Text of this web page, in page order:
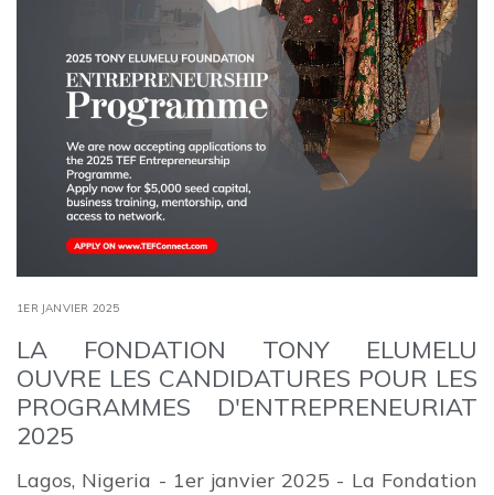
1ER JANVIER 2025
LA FONDATION TONY ELUMELU
OUVRE LES CANDIDATURES POUR LES
PROGRAMMES D'ENTREPRENEURIAT
2025
Lagos, Nigeria - 1er janvier 2025 - La Fondation